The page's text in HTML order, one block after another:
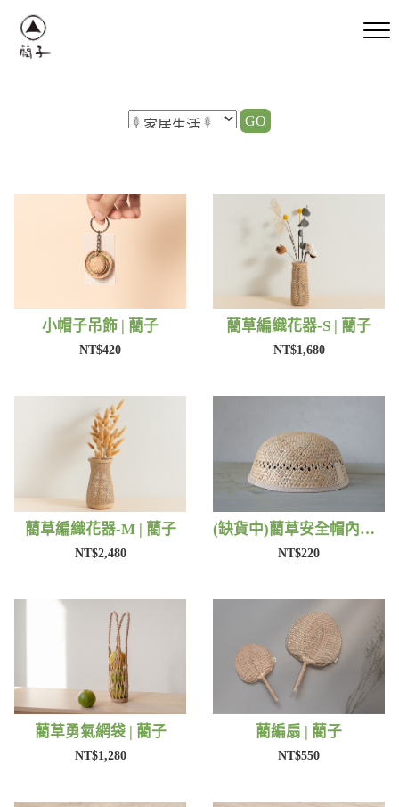
GO
小帽子吊飾 | 藺子
NT$420
藺草編織花器-S | 藺子
NT$1,680
藺草編織花器-M | 藺子
NT$2,480
(缺貨中)藺草安全帽內襯 | 藺子
NT$220
藺草勇氣網袋 | 藺子
NT$1,280
藺編扇 | 藺子
NT$550